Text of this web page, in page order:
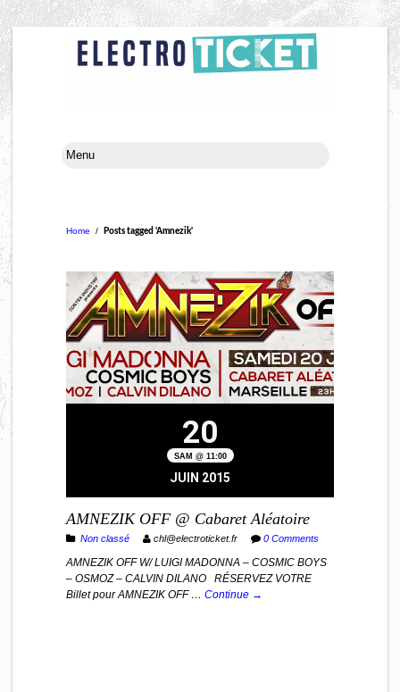
Home / Posts tagged 'Amnezik'
20
SAM @ 11:00
JUIN 2015
AMNEZIK OFF @ Cabaret Aléatoire
Non classé chl@electroticket.fr 0 Comments
AMNEZIK OFF W/ LUIGI MADONNA – COSMIC BOYS
– OSMOZ – CALVIN DILANO RÉSERVEZ VOTRE
Billet pour AMNEZIK OFF … Continue →